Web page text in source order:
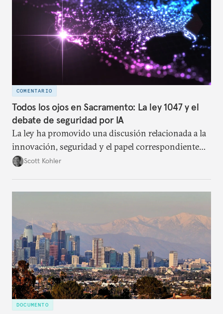
COMENTARIO
Todos los ojos en Sacramento: La ley 1047 y el
debate de seguridad por IA
La ley ha promovido una discusión relacionada a la
innovación, seguridad y el papel correspondiente
del gobierno, en particular al nivel subnacional, en
Scott Kohler
DOCUMENTO